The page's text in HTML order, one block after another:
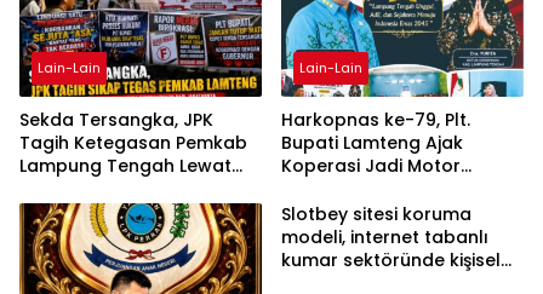
Lain-Lain
Sekda Tersangka, JPK
Tagih Ketegasan Pemkab
Lampung Tengah Lewat
Lain-Lain
Harkopnas ke-79, Plt.
Bupati Lamteng Ajak
Koperasi Jadi Motor
Slotbey sitesi koruma
modeli, internet tabanlı
kumar sektöründe kişisel